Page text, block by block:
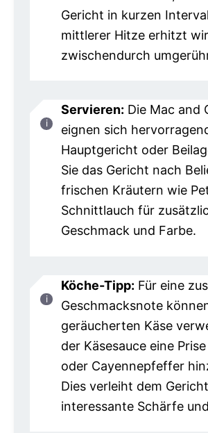
Gericht in kurzen
mittlerer Hitze erhitzt
zwischendurch
Servieren: Die Mac and
eignen sich
Hauptgericht oder
Sie das Gericht nach
frischen Kräutern wie
Schnittlauch für
Geschmack und Farbe.
Köche-Tipp: Für eine
Geschmacksnote
geräucherten Käse
der Käsesauce eine
oder Cayennepfeffer
Dies verleiht dem
interessante Schärfe